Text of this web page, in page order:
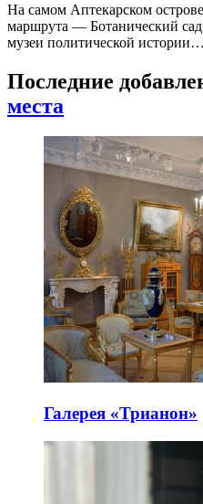
На самом Аптекарском
маршрута — Ботанический
музеи политической истории…
Последние
места
Галерея «Трианон»